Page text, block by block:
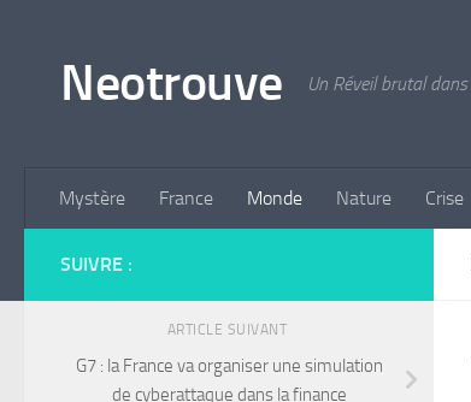
Neotrouve Un Réveil brutal
Mystère France Monde Nature Crise
SUIVRE :
ARTICLE SUIVANT
G7 : la France va organiser une simulation
de cyberattaque dans la finance